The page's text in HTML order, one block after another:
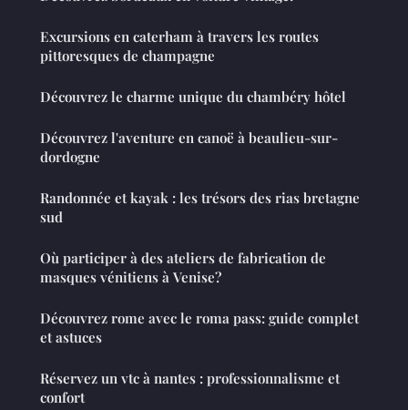
Excursions en caterham à travers les routes
pittoresques de champagne
Découvrez le charme unique du chambéry hôtel
Découvrez l'aventure en canoë à beaulieu-sur-
dordogne
Randonnée et kayak : les trésors des rias bretagne
sud
Où participer à des ateliers de fabrication de
masques vénitiens à Venise?
Découvrez rome avec le roma pass: guide complet
et astuces
Réservez un vtc à nantes : professionnalisme et
confort